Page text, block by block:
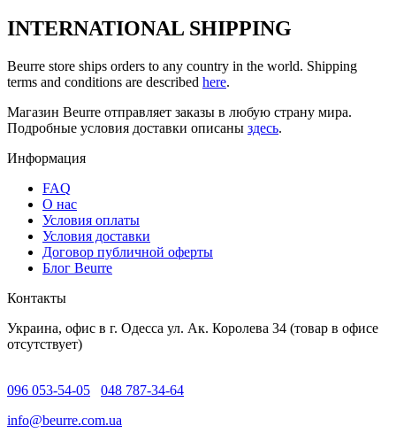
INTERNATIONAL SHIPPING
Beurre store ships orders to any country in the world. Shipping
terms and conditions are described here.
Магазин Beurre отправляет заказы в любую страну мира.
Подробные условия доставки описаны здесь.
Информация
FAQ
O нас
Условия оплаты
Условия доставки
Договор публичной оферты
Блог Beurre
Контакты
Украина, офис в г. Одесса ул. Ак. Королева 34 (товар в офисе
отсутствует)
096 053-54-05
048 787-34-64
info@beurre.com.ua